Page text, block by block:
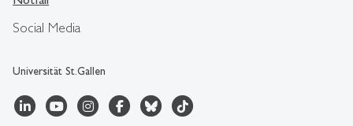
Social Media
Universität St.Gallen